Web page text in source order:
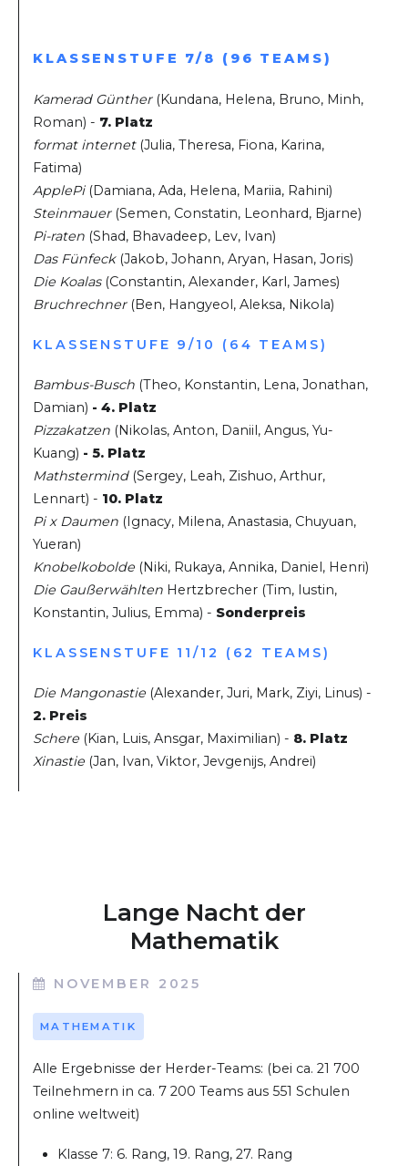
KLASSENSTUFE 7/8 (96 TEAMS)
Kamerad Günther(Kundana, Helena, Bruno, Minh,
Roman) - 7. Platz
format internet (Julia, Theresa, Fiona, Karina,
Fatima)
ApplePi(Damiana, Ada, Helena, Mariia, Rahini)
Steinmauer (Semen, Constatin, Leonhard, Bjarne)
Pi-raten (Shad, Bhavadeep, Lev, Ivan)
Das Fünfeck(Jakob, Johann, Aryan, Hasan, Joris)
Die Koalas(Constantin, Alexander, Karl, James)
Bruchrechner (Ben, Hangyeol, Aleksa, Nikola)
KLASSENSTUFE 9/10 (64 TEAMS)
Bambus-Busch (Theo, Konstantin, Lena, Jonathan,
Damian) - 4. Platz
Pizzakatzen (Nikolas, Anton, Daniil, Angus, Yu-
Kuang) - 5. Platz
Mathstermind(Sergey, Leah, Zishuo, Arthur,
Lennart) - 10. Platz
Pi x Daumen (Ignacy, Milena, Anastasia, Chuyuan,
Yueran)
Knobelkobolde (Niki, Rukaya, Annika, Daniel, Henri)
Die Gaußerwählten Hertzbrecher (Tim, Iustin,
Konstantin, Julius, Emma) - Sonderpreis
KLASSENSTUFE 11/12 (62 TEAMS)
Die Mangonastie (Alexander, Juri, Mark, Ziyi, Linus) -
2. Preis
Schere (Kian, Luis, Ansgar, Maximilian) - 8. Platz
Xinastie (Jan, Ivan, Viktor, Jevgenijs, Andrei)
Lange Nacht der
Mathematik
NOVEMBER 2025
MATHEMATIK
Alle Ergebnisse der Herder-Teams: (bei ca. 21 700
Teilnehmern in ca. 7 200 Teams aus 551 Schulen
online weltweit)
Klasse 7: 6. Rang, 19. Rang, 27. Rang